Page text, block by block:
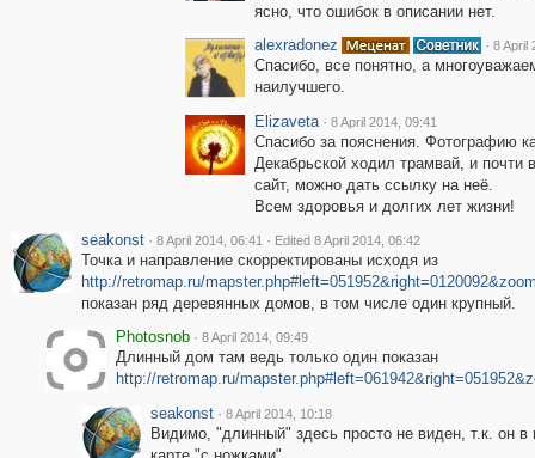
ясно, что ошибок в описании нет.
alexradonez
· 8 April
Спасибо, все понятно, а
наилучшего.
Elizaveta · 8 April 2014, 09:41
Спасибо за пояснения. Фотографию
Декабрьской ходил трамвай, и
сайт, можно дать ссылку на неё.
Всем здоровья и долгих лет жизни!
seakonst · 8 April 2014, 06:41 · Edited 8 April 2014, 06:42
Точка и направление скорректированы исходя из
http://retromap.ru/
показан ряд деревянных домов, в том числе один крупный.
Photosnob · 8 April 2014, 09:49
Длинный дом там ведь только один показан
http://retromap.ru/
seakonst · 8 April 2014, 10:18
Видимо, "длинный" здесь просто не виден, т.к. он